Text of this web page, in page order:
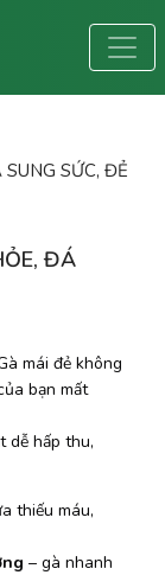
SỨC, ĐẺ
ĐÁ
mái đẻ không
bạn mất
dễ hấp thu,
thiếu máu,
– gà nhanh